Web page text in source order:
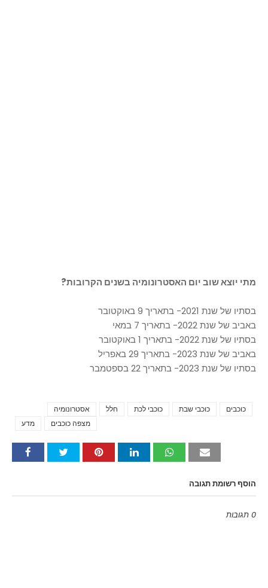
מתי יוצא שוב יום האסטרונומיה בשנים הקרובות?
בסתיו של שנת 2021- בתאריך 9 באוקטובר
באביב של שנת 2022- בתאריך 7 במאי
בסתיו של שנת 2022- בתאריך 1 באוקטובר
באביב של שנת 2023- בתאריך 29 באפריל
בסתיו של שנת 2023- בתאריך 22 בספטמבר
אסטרונומיה חלל כוכבי לכת כוכבי שבת
כוכבים
מדע
מצפה כוכבים
הוסף רשומת תגובה
0 תגובות